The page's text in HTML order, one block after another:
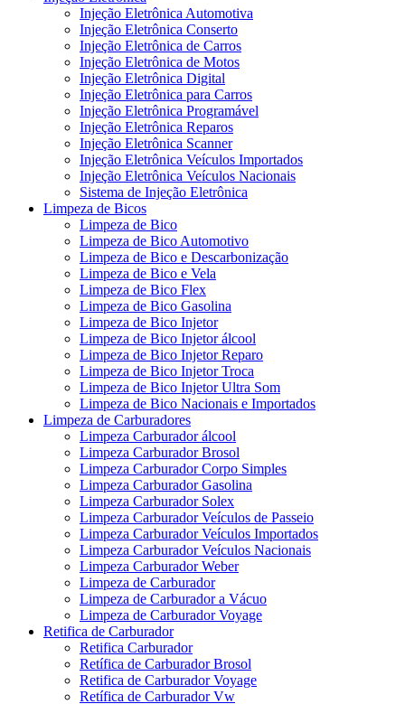
Injeção Eletrônica Automotiva
Injeção Eletrônica Conserto
Injeção Eletrônica de Carros
Injeção Eletrônica de Motos
Injeção Eletrônica Digital
Injeção Eletrônica para Carros
Injeção Eletrônica Programável
Injeção Eletrônica Reparos
Injeção Eletrônica Scanner
Injeção Eletrônica Veículos Importados
Injeção Eletrônica Veículos Nacionais
Sistema de Injeção Eletrônica
Limpeza de Bicos
Limpeza de Bico
Limpeza de Bico Automotivo
Limpeza de Bico e Descarbonização
Limpeza de Bico e Vela
Limpeza de Bico Flex
Limpeza de Bico Gasolina
Limpeza de Bico Injetor
Limpeza de Bico Injetor álcool
Limpeza de Bico Injetor Reparo
Limpeza de Bico Injetor Troca
Limpeza de Bico Injetor Ultra Som
Limpeza de Bico Nacionais e Importados
Limpeza de Carburadores
Limpeza Carburador álcool
Limpeza Carburador Brosol
Limpeza Carburador Corpo Simples
Limpeza Carburador Gasolina
Limpeza Carburador Solex
Limpeza Carburador Veículos de Passeio
Limpeza Carburador Veículos Importados
Limpeza Carburador Veículos Nacionais
Limpeza Carburador Weber
Limpeza de Carburador
Limpeza de Carburador a Vácuo
Limpeza de Carburador Voyage
Retifica de Carburador
Retifica Carburador
Retífica de Carburador Brosol
Retifica de Carburador Voyage
Retífica de Carburador Vw